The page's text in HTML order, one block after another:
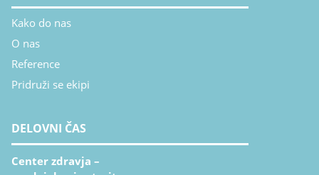
Kako do nas
O nas
Reference
Pridruži se ekipi
DELOVNI ČAS
Center zdravja –